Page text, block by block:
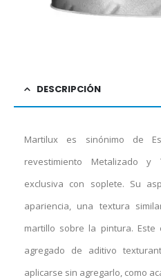
DESCRIPCIÓN
Martilux es sinónimo de
revestimiento Metalizado y
exclusiva con soplete. Su
apariencia, una textura
martillo sobre la pintura.
agregado de aditivo
aplicarse sin agregarlo, como